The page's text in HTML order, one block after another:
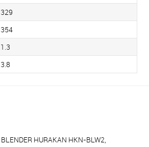
329
354
1.3
3.8
BLENDER HURAKAN HKN-BLW2,